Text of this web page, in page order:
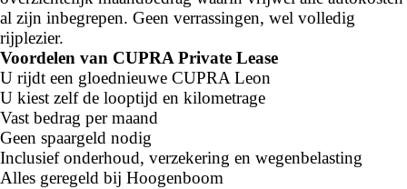
al zijn inbegrepen. Geen verrassingen, wel volledig
rijplezier.
Voordelen van CUPRA Private Lease
U rijdt een gloednieuwe CUPRA Leon
U kiest zelf de looptijd en kilometrage
Vast bedrag per maand
Geen spaargeld nodig
Inclusief onderhoud, verzekering en wegenbelasting
Alles geregeld bij Hoogenboom